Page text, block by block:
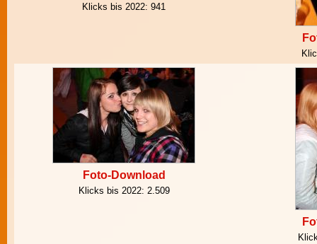
Klicks bis 2022: 941
Foto-Download
Klicks bis 2022: 2.509